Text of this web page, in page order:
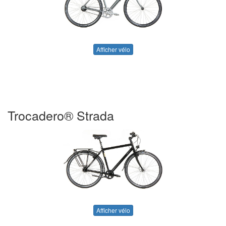
Afficher vélo
Trocadero® Strada
Afficher vélo